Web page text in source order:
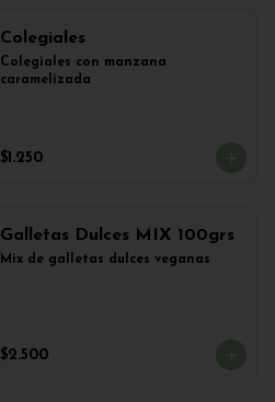
Colegiales
Colegiales con manzana
caramelizada
$1.250
Galletas Dulces MIX 100grs
Mix de galletas dulces veganas
$2.500